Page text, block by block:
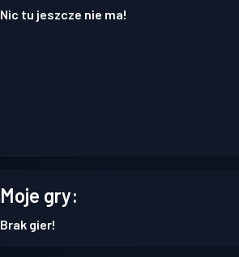
Nic tu jeszcze nie ma!
Moje gry:
Brak gier!